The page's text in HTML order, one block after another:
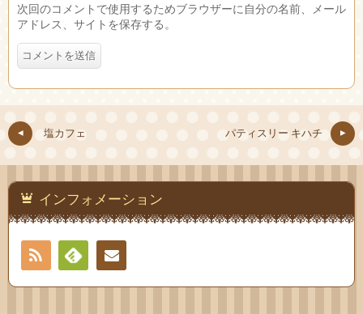
次回のコメントで使用するためブラウザーに自分の名前、メール
アドレス、サイトを保存する。
塩カフェ パティスリー キハチ
インフォメーション
RSS
Feedlyお問